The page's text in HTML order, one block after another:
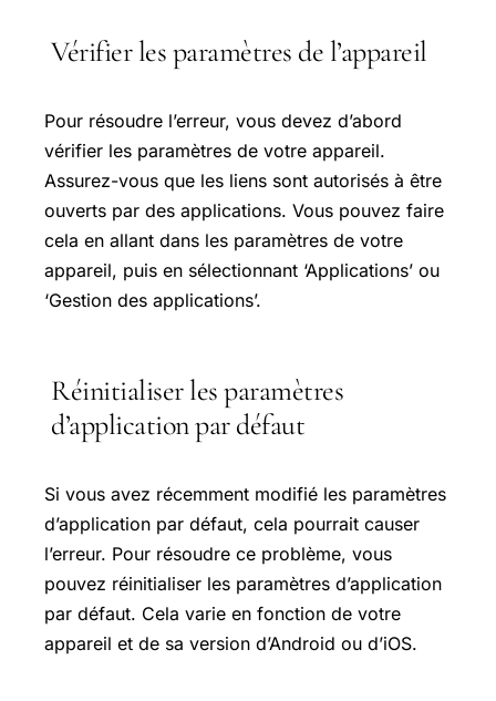
Vérifier les paramètres de l’appareil
Pour résoudre l’erreur, vous devez d’abord
vérifier les paramètres de votre appareil.
Assurez-vous que les liens sont autorisés à être
ouverts par des applications. Vous pouvez faire
cela en allant dans les paramètres de votre
appareil, puis en sélectionnant ‘Applications’ ou
‘Gestion des applications’.
Réinitialiser les paramètres
d’application par défaut
Si vous avez récemment modifié les paramètres
d’application par défaut, cela pourrait causer
l’erreur. Pour résoudre ce problème, vous
pouvez réinitialiser les paramètres d’application
par défaut. Cela varie en fonction de votre
appareil et de sa version d’Android ou d’iOS.